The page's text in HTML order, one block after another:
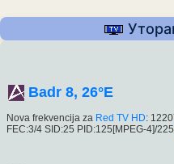
Badr 8, 26°E
Nova frekvencija za Red TV HD:
FEC:3/4 SID:25 PID:125[MPEG-4]/225